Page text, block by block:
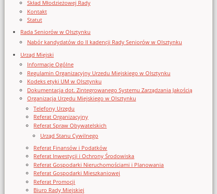
Skład Młodzieżowej Rady
Kontakt
Statut
Rada Seniorów w Olsztynku
Nabór kandydatów do II kadencji Rady Seniorów w Olsztynku
Urząd Miejski
Informacje Ogólne
Regulamin Organizacyjny Urzedu Miejskiego w Olsztynku
Kodeks etyki UM w Olsztynku
Dokumentacja dot. Zintegrowanego Systemu Zarządzania Jakością
Organizacja Urzędu Miejskiego w Olsztynku
Telefony Urzędu
Referat Organizacyjny
Referat Spraw Obywatelskich
Urząd Stanu Cywilnego
Referat Finansów i Podatków
Referat Inwestycji i Ochrony Środowiska
Referat Gospodarki Nieruchomościami i Planowania
Referat Gospodarki Mieszkaniowej
Referat Promocji
Biuro Rady Miejskiej